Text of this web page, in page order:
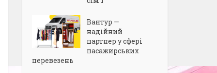
Вантур —
надійний
партнер у сфері
пасажирських
перевезень